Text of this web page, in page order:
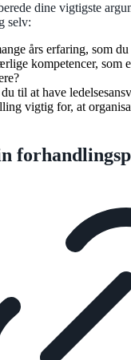
dine vigtigste
selv:
års erfaring, som
kompetencer, som
til at have
vigtig for, at